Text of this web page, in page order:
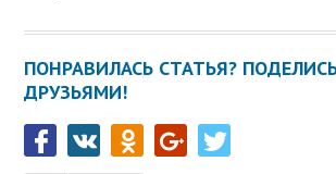
ПОНРАВИЛАСЬ СТАТЬЯ?
ДРУЗЬЯМИ!